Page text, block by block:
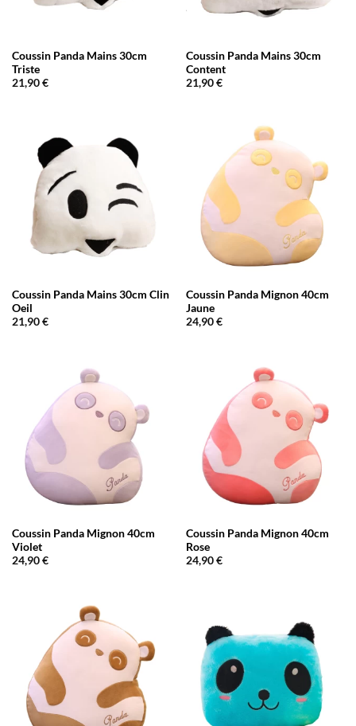
Coussin Panda Mains 30cm
Triste
21,90€
Coussin Panda Mains 30cm
Content
21,90€
Coussin Panda Mains 30cm Clin
Oeil
21,90€
Coussin Panda Mignon 40cm
Jaune
24,90€
Coussin Panda Mignon 40cm
Violet
24,90€
Coussin Panda Mignon 40cm
Rose
24,90€